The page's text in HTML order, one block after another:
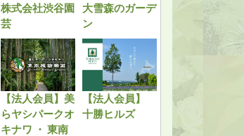
株式会社渋谷園
芸
大雪森のガーデ
ン
【法人会員】美
らヤシパークオ
キナワ ・ 東南
【法人会員】
十勝ヒルズ